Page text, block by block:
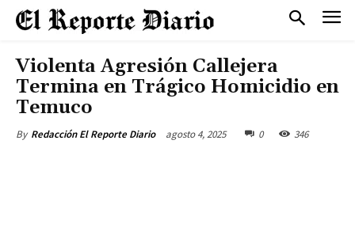
Violenta Agresión Callejera
Termina en Trágico Homicidio en
Temuco
By Redacción El Reporte Diario agosto 4, 2025 0 346